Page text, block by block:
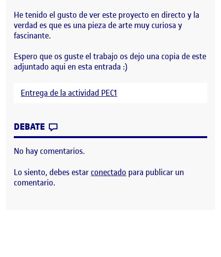
He tenido el gusto de ver este proyecto en directo y la
verdad es que es una pieza de arte muy curiosa y
fascinante.
Espero que os guste el trabajo os dejo una copia de este
adjuntado aqui en esta entrada :)
Entrega de la actividad PEC1
DEBATE
No hay comentarios.
Lo siento, debes estarconectado para publicar un
comentario.